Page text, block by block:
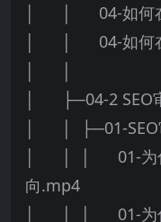
│ │ 04-如何在
│ │ 04-如何在
│ ├─04-2 SEO
│ │ ├─01-SEO
│ │ │ 01-为什
向.mp4
│ │ │ 01-为什